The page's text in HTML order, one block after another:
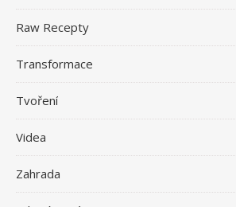
Raw Recepty
Transformace
Tvoření
Videa
Zahrada